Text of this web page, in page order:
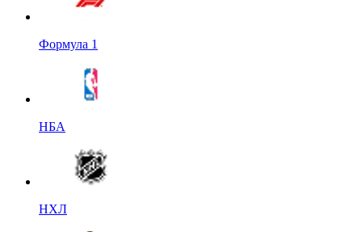
Формула 1
НБА
НХЛ